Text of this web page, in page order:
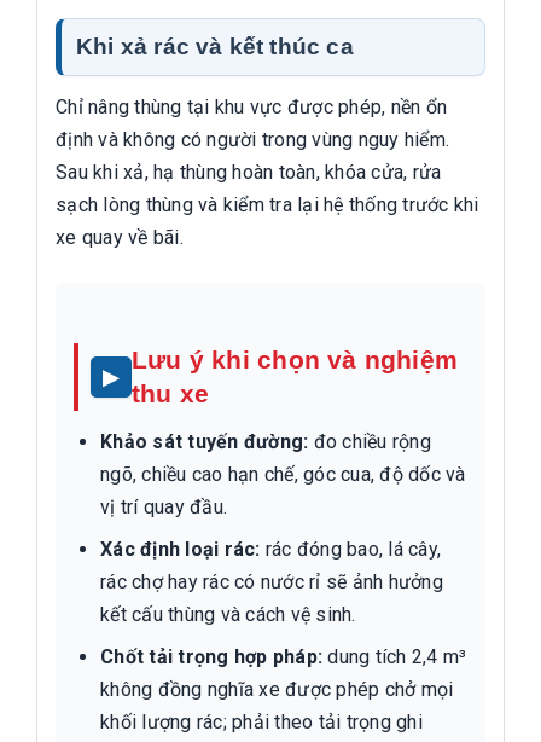
Khi xả rác và kết thúc ca
Chỉ nâng thùng tại khu vực được phép, nền ổn
định và không có người trong vùng nguy hiểm.
Sau khi xả, hạ thùng hoàn toàn, khóa cửa, rửa
sạch lòng thùng và kiểm tra lại hệ thống trước khi
xe quay về bãi.
Lưu ý khi chọn và nghiệm
thu xe
Khảo sát tuyến đường: đo chiều rộng
ngõ, chiều cao hạn chế, góc cua, độ dốc và
vị trí quay đầu.
Xác định loại rác: rác đóng bao, lá cây,
rác chợ hay rác có nước rỉ sẽ ảnh hưởng
kết cấu thùng và cách vệ sinh.
Chốt tải trọng hợp pháp: dung tích 2,4 m³
không đồng nghĩa xe được phép chở mọi
khối lượng rác; phải theo tải trọng ghi